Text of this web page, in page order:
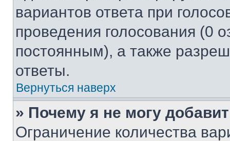
вариантов ответа при
проведения голосования (0
постоянным), а также
ответы.
Вернуться наверх
» Почему я не могу
Ограничение количества